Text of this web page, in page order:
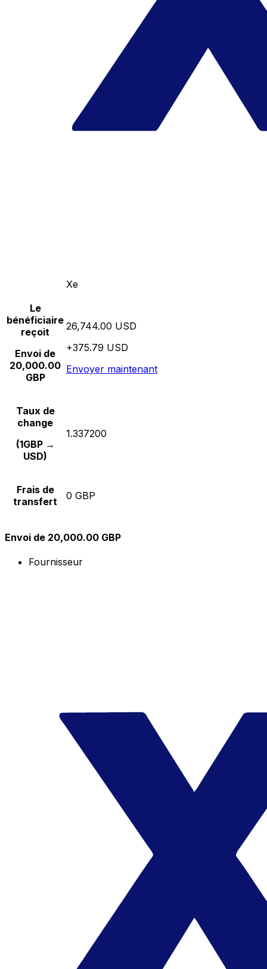
Xe
Le
bénéficiaire
reçoit
Envoi de
20,000.00
GBP
26,744.00 USD
+375.79 USD
Envoyer maintenant
Taux de
change
(1GBP →
USD)
1.337200
Frais de
transfert
0 GBP
Envoi de 20,000.00 GBP
Fournisseur